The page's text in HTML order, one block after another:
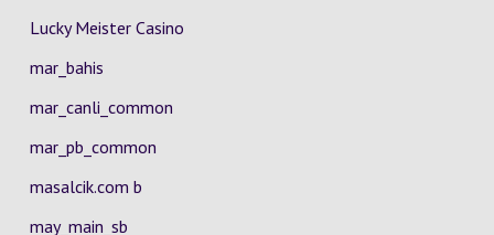
Lucky Meister Casino
mar_bahis
mar_canli_common
mar_pb_common
masalcik.com b
may_main_sb